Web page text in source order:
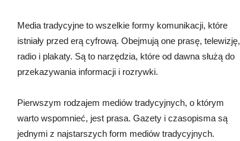
Media tradycyjne to wszelkie formy komunikacji, które
istniały przed erą cyfrową. Obejmują one prasę, telewizję,
radio i plakaty. Są to narzędzia, które od dawna służą do
przekazywania informacji i rozrywki.
Pierwszym rodzajem mediów tradycyjnych, o którym
warto wspomnieć, jest prasa. Gazety i czasopisma są
jednymi z najstarszych form mediów tradycyjnych.